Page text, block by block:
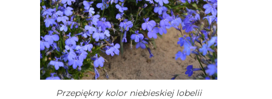
Przepiękny kolor niebieskiej lobelii